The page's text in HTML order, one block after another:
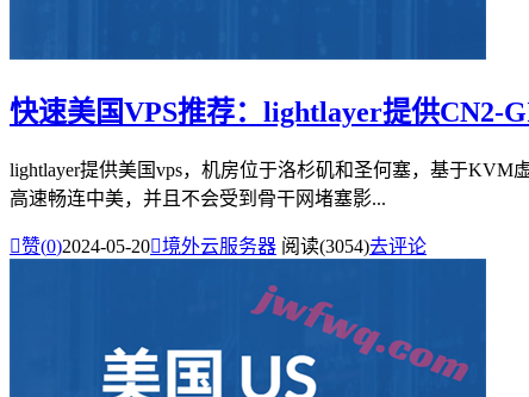
快速美国VPS推荐：lightlayer提供CN2-
lightlayer提供美国vps，机房位于洛杉矶和圣何塞，基于
高速畅连中美，并且不会受到骨干网堵塞影...
赞(0)2024-05-20境外云服务器 阅读(3054)去评论